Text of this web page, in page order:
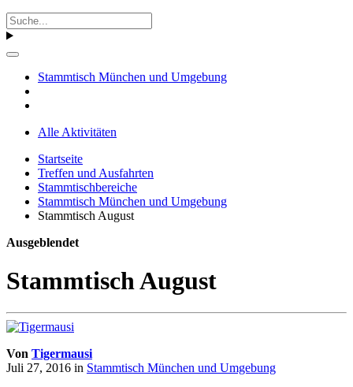
Stammtisch München und Umgebung
Alle Aktivitäten
Startseite
Treffen und Ausfahrten
Stammtischbereiche
Stammtisch München und Umgebung
Stammtisch August
Ausgeblendet
Stammtisch August
Von Tigermausi
Juli 27, 2016 in Stammtisch München und Umgebung